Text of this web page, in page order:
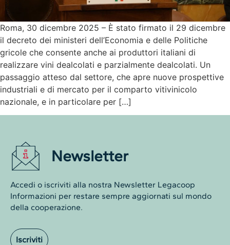
Roma, 30 dicembre 2025 – È stato firmato il 29 dicembre
il decreto dei ministeri dell’Economia e delle Politiche
gricole che consente anche ai produttori italiani di
realizzare vini dealcolati e parzialmente dealcolati. Un
passaggio atteso dal settore, che apre nuove prospettive
industriali e di mercato per il comparto vitivinicolo
nazionale, e in particolare per […]
Newsletter
Accedi o iscriviti alla nostra Newsletter Legacoop
Informazioni per restare sempre aggiornati sul mondo
della cooperazione.
Iscriviti